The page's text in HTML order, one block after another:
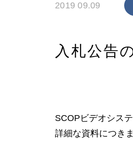
2019 09.09
入札公告
SCOPビデオシス
詳細な資料につき